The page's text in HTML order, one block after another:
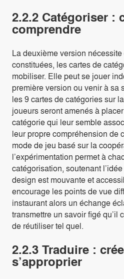
2.2.2 Catégoriser :
comprendre
La deuxième version
constituées, les cartes de
mobiliser. Elle peut se jouer
première version ou venir à sa
les 9 cartes de catégories sur
joueurs seront amenés à
catégorie qui leur semble
leur propre compréhension de
mode de jeu basé sur la
l’expérimentation permet à
catégorisation, soutenant
design est mouvante et
encourage les points de vue
instaurant alors un échange
transmettre un savoir figé qu’il
de réutiliser tel quel.
2.2.3 Traduire :
s’approprier